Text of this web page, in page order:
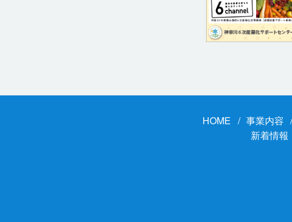
HOME 事業内容
新着情報